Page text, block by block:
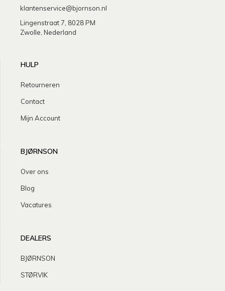
klantenservice@bjornson.nl
Lingenstraat 7, 8028 PM
Zwolle, Nederland
HULP
Retourneren
Contact
Mijn Account
BJØRNSON
Over ons
Blog
Vacatures
DEALERS
BJØRNSON
STØRVIK